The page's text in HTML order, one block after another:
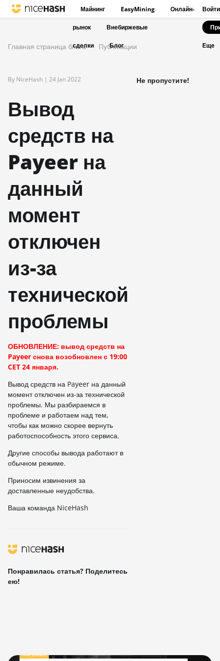
Майнинг EasyMining Онлайн-
рынок Внебиржевые
сделки Блог
Войти
Еще
Главная страница блога Публикации
By NiceHash | 24 Jan 2022
Вывод
средств на
Payeer на
данный
момент
отключен
из-за
технической
проблемы
ОБНОВЛЕНИЕ: вывод средств на
Payeer снова возобновлен с 19:00
CET 24 января.
Вывод средств на Payeer на данный
момент отключен из-за технической
проблемы. Мы разбираемся в
проблеме и работаем над тем,
чтобы как можно скорее вернуть
работоспособность этого сервиса.
Другие способы вывода работают в
обычном режиме.
Приносим извинения за
доставленные неудобства.
Ваша команда NiceHash
Понравилась статья? Поделитесь
ею!
Не пропустите!